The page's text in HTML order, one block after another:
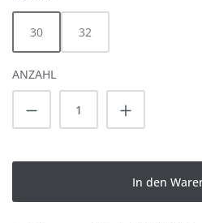
30 32
ANZAHL
Produkt Anzahl: Gib
In den